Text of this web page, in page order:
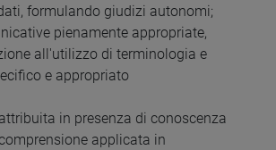
formulando giudizi autonomi;
pienamente appropriate,
all'utilizzo di terminologia e
e appropriato
in presenza di conoscenza
applicata in